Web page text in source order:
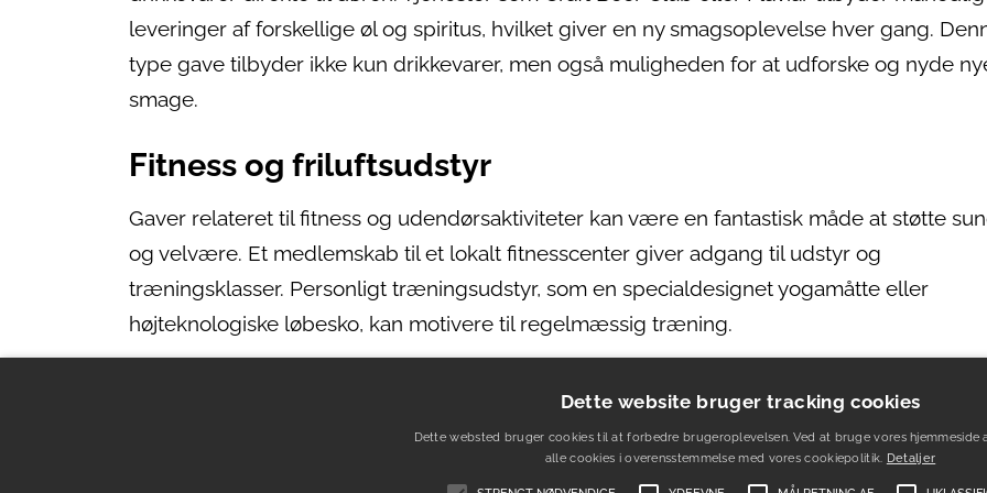
leveringer af forskellige øl og spiritus, hvilket giver en ny smagsoplevelse hver gang.
type gave tilbyder ikke kun drikkevarer, men også muligheden for at udforske og nyde
smage.
Fitness og friluftsudstyr
Gaver relateret til fitness og udendørsaktiviteter kan være en fantastisk måde at støtte
og velvære. Et medlemskab til et lokalt fitnesscenter giver adgang til udstyr og
træningsklasser. Personligt træningsudstyr, som en specialdesignet yogamåtte eller
højteknologiske løbesko, kan motivere til regelmæssig træning.
avanceret GPS-smartwatch fra Garmin være ideelt. Disse gaver er ikke kun praktiske, men
viser også omsorg for modtagerens helbred og fitnessmål, og de tilskynder til en aktiv
Dette website bruger tracking cookies
Dette websted bruger cookies til at forbedre brugeroplevelsen. Ved at bruge vores hjemmeside
alle cookies i overensstemmelse med vores cookiepolitik. Detaljer